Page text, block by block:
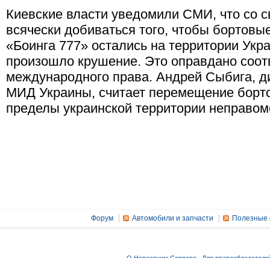
Киевские власти уведомили СМИ, что со
всячески добиваться того, чтобы
«Боинга 777» остались на территории
произошло крушение. Это оправдано
международного права. Андрей Сыбига,
МИД Украины, считает перемещение
пределы украинской территории
Форум Автомобили и запчасти Полезные